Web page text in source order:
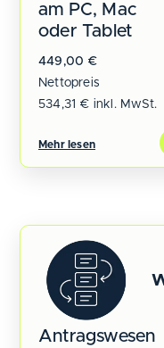
am PC, Mac
oder Tablet
449,00 €
Nettopreis
534,31 € inkl. MwSt.
Mehr lesen
Antragswesen